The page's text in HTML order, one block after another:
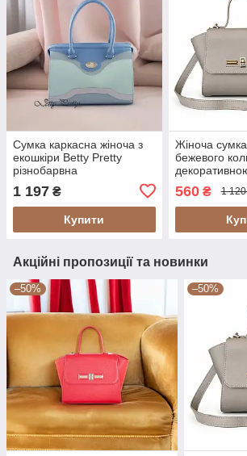
Сумка каркасна жіноча з
екошкіри Betty Pretty
різнобарвна
1 197 ₴
Купити
Жіноча сумка
бежевого
560₴ 1
Акційні пропозиції та новинки
–50% –50%